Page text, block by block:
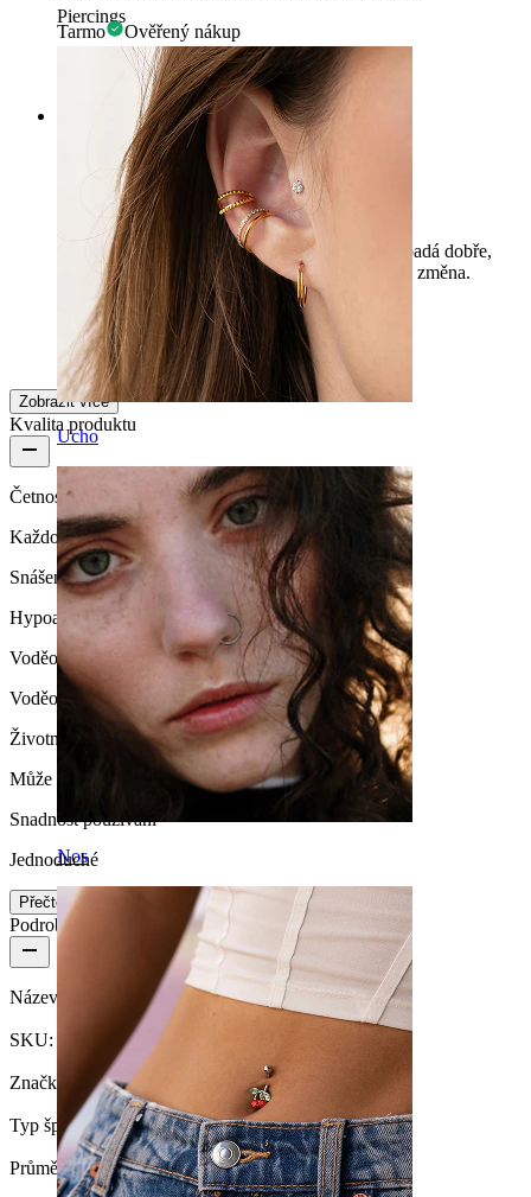
Piercings
Ucho
Nos
Tarmo Ověřený nákup
Přeloženo pomocí AI Zobrazit původní text
Kvalitní silikonový tunel
Mega snadné na instalaci, dobře se ohýbá a vypadá dobře,
mám už těch O-kroužků dost. Takže je to dobrá změna.
Peeter Ověřený nákup
Přeloženo pomocí AI Zobrazit původní text
Zobrazit více
Kvalita produktu
Četnost nošení
Každodenní nošení
Snášenlivost
Hypoalergenní
Voděodolnost
Voděodolný
Životnost
Může vydržet celý život
Snadnost používání
Jednoduché
Přečtěte si více
Podrobnosti o produktu
Název: Silikonový tunel v různých barvách
SKU:
Značka: Bodymod Essentials
Typ šperku:Tunel, Kulatý tunel
Průměr roztažené dírky:6 mm.